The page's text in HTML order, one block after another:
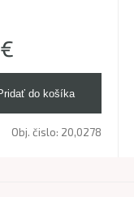
€
Obj. čislo: 20,0278